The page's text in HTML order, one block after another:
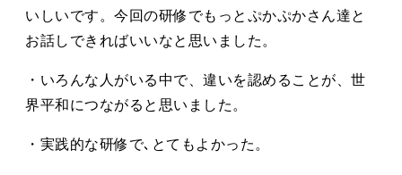
いしいです。今回の研修でもっとぷかぷかさん達と
お話しできればいいなと思いました。
・いろんな人がいる中で、違いを認めることが、世
界平和につながると思いました。
・実践的な研修で､とてもよかった。